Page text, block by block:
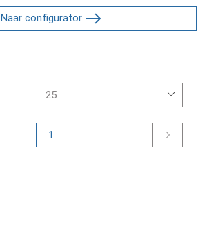
Naar configurator
1